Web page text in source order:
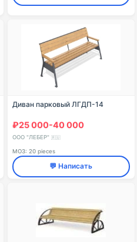
Диван парковый ЛГДП-14
₽25 000-40 000
ООО "ЛЕБЕР" 🇷🇺
МОЗ: 20 pieces
💬 Написать